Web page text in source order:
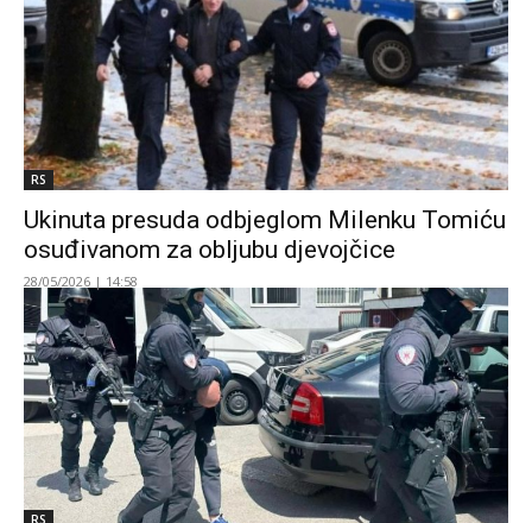
RS
Ukinuta presuda odbjeglom Milenku Tomiću
osuđivanom za obljubu djevojčice
28/05/2026 | 14:58
RS